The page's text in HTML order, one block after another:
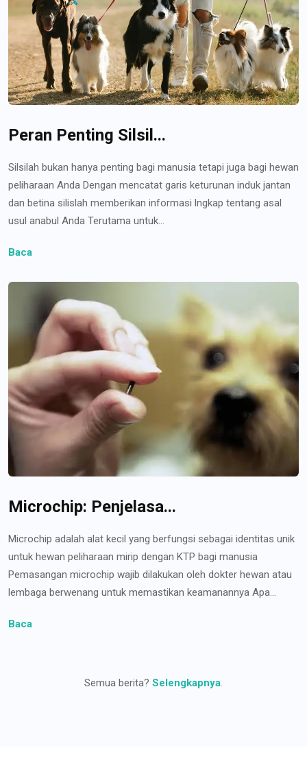
Peran Penting Silsil...
Silsilah bukan hanya penting bagi manusia tetapi juga bagi hewan
peliharaan Anda Dengan mencatat garis keturunan induk jantan
dan betina silislah memberikan informasi lngkap tentang asal
usul anabul Anda Terutama untuk...
Baca
Microchip: Penjelasa...
Microchip adalah alat kecil yang berfungsi sebagai identitas unik
untuk hewan peliharaan mirip dengan KTP bagi manusia
Pemasangan microchip wajib dilakukan oleh dokter hewan atau
lembaga berwenang untuk memastikan keamanannya Apa...
Baca
Semua berita? Selengkapnya